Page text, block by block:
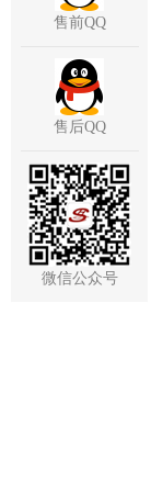
售前QQ
售后QQ
微信公众号